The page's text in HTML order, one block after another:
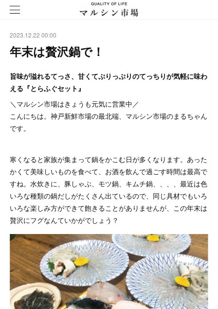
2023.12.22 00:00
年末は贅沢鍋で！
旨味が溢れるてっさ、甘くてぷりっぷりのてっちりが気軽に味わ
える『とらふぐセット』
＼マルシン市場はきょうも元気に営業中／
こんにちは。神戸新鮮市場の最北端、マルシン市場のまるちゃん
です。
寒くなると家族が集まって鍋をかこむ日が多くなります。あった
かくて美味しいものを食べて、お酒を飲んで過ごす時間は最高で
すね。水炊きに、豚しゃぶ、モツ鍋、キムチ鍋、、、、最近は色
いろな種類の鍋だしがたくさん出ているので、同じ具材でもいろ
いろな楽しみ方ができて飽きることがありませんが、この年末は
贅沢にフグなんていかがでしょう？